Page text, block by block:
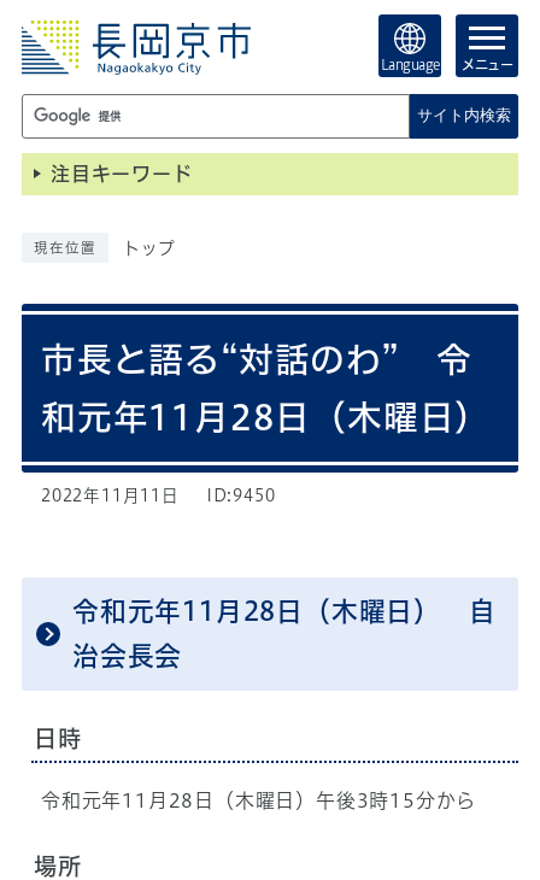
Language メニュー
サイト内検索
注目キーワード
現在位置 トップ
市長と語る“対話のわ” 令
和元年11月28日（木曜日）
2022年11月11日 ID:9450
令和元年11月28日（木曜日） 自
治会長会
日時
令和元年11月28日（木曜日）午後3時15分から
場所